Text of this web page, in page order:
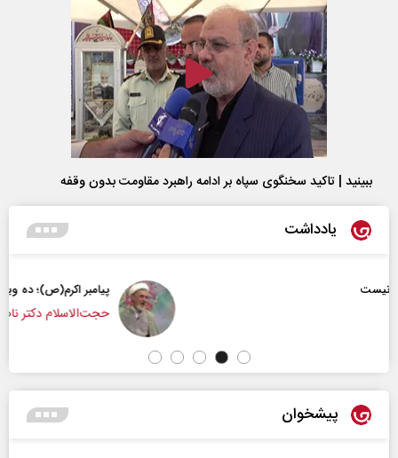
ببینید | تاکید سخنگوی سپاه بر ادامه راهبرد مقاومت بدون وقفه
یادداشت
پیامبر اکرم(ص)؛ ده ویژگی و چهار وظیفه مؤمنان
حجت‌الاسلام دکتر ناصر رفیعی - پژوهشگر مسائل
پیشخوان